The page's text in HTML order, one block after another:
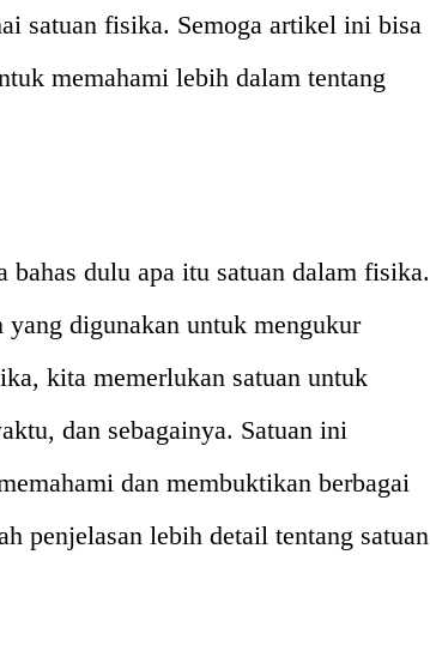
satuan fisika. Semoga artikel ini bisa
memahami lebih dalam tentang
bahas dulu apa itu satuan dalam fisika.
yang digunakan untuk mengukur
kita memerlukan satuan untuk
dan sebagainya. Satuan ini
dan membuktikan berbagai
penjelasan lebih detail tentang satuan